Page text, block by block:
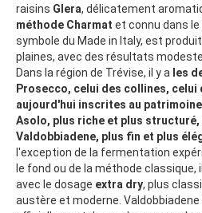
raisins Glera, délicatement
méthode Charmat et connu dans
symbole du Made in Italy, est
plaines, avec des résultats
Dans la région de Trévise, il y a les
Prosecco, celui des collines, celui
aujourd'hui inscrites au patrimoine
Asolo, plus riche et plus
Valdobbiadene, plus fin et plus
l'exception de la fermentation
le fond ou de la méthode
avec le dosage extra dry, plus
austère et moderne. Valdobbiadene